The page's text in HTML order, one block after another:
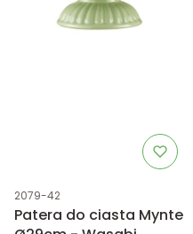
Kod produktu
2079-42
Patera do ciasta Mynte